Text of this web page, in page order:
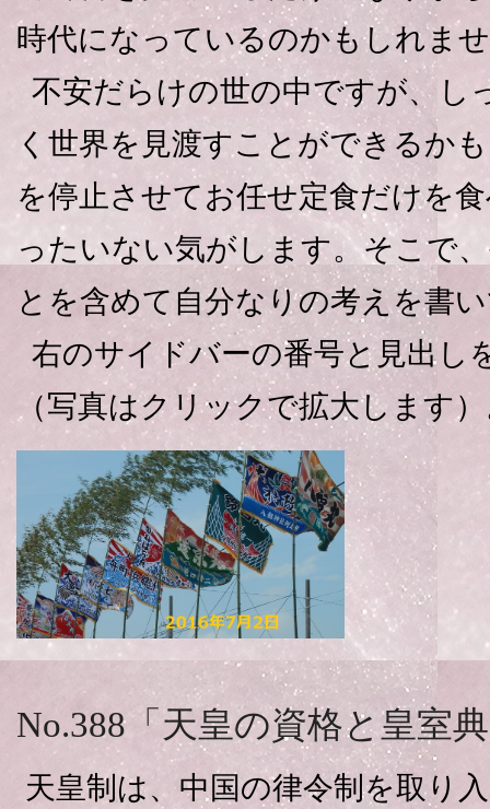
時代になっているのかもしれま
不安だらけの世の中ですが、し
く世界を見渡すことができるか
を停止させてお任せ定食だけを
ったいない気がします。そこで
とを含めて自分なりの考えを書
右のサイドバーの番号と見出し
（写真はクリックで拡大します
No.388「天皇の資格と皇室
天皇制は、中国の律令制を取り